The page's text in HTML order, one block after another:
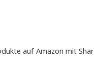
auf Amazon mit